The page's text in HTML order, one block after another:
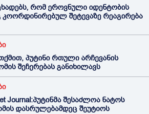
რომ ეროვნული იდენტობის
კოორდინირებულ შეტევაზე რეაგირება
პუტინი რთული არჩევანის
შეჩერებას განიხილავს
Journal:პუტინმა შესაძლოა ნატოს
დასრულებამდეც შეუტიოს